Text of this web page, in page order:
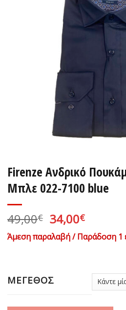
Firenze Ανδρικό
Μπλε 022-7100 blue
49,00€ Original
price
was:
34,00€Η
τιμή
Άμεση παραλαβή / Παράδοση 1
ΜΕΓΕΘΟΣ